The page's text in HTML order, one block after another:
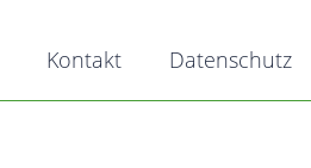
Kontakt Datenschutz